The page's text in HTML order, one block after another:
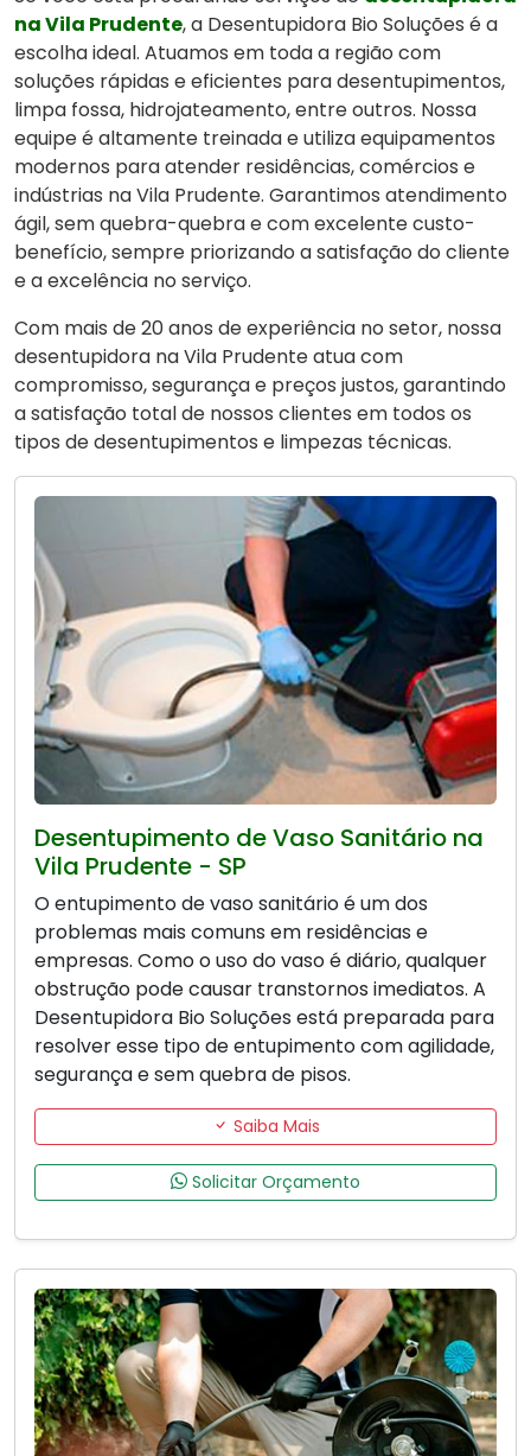
na Vila Prudente, a Desentupidora Bio Soluções é a
escolha ideal. Atuamos em toda a região com
soluções rápidas e eficientes para desentupimentos,
limpa fossa, hidrojateamento, entre outros. Nossa
equipe é altamente treinada e utiliza equipamentos
modernos para atender residências, comércios e
indústrias na Vila Prudente. Garantimos atendimento
ágil, sem quebra-quebra e com excelente custo-
benefício, sempre priorizando a satisfação do cliente
e a excelência no serviço.
Com mais de 20 anos de experiência no setor, nossa
desentupidora na Vila Prudente atua com
compromisso, segurança e preços justos, garantindo
a satisfação total de nossos clientes em todos os
tipos de desentupimentos e limpezas técnicas.
Desentupimento de Vaso Sanitário na
Vila Prudente - SP
O entupimento de vaso sanitário é um dos
problemas mais comuns em residências e
empresas. Como o uso do vaso é diário, qualquer
obstrução pode causar transtornos imediatos. A
Desentupidora Bio Soluções está preparada para
resolver esse tipo de entupimento com agilidade,
segurança e sem quebra de pisos.
Saiba Mais
Solicitar Orçamento